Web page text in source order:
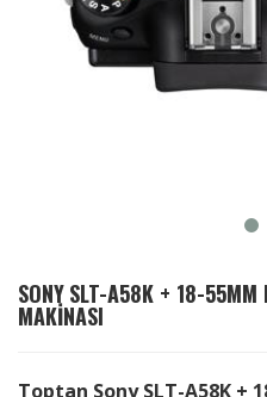
SONYSLT-A58K + 18-55MM
MAKINASI
Toptan Sony SLT-A58K +